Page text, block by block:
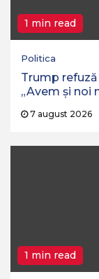
1 min read
Politica
Trump
„Avem și noi
7 august 2026
1 min read